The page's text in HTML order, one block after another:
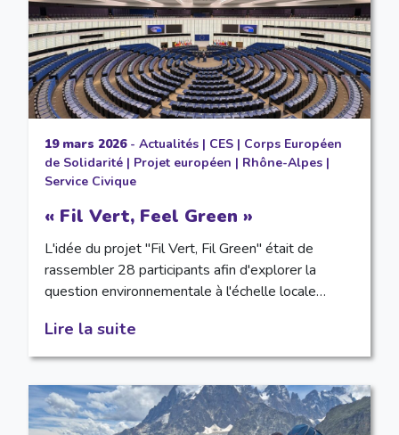
19 mars 2026- Actualités| CES| Corps Européen
de Solidarité| Projet européen | Rhône-Alpes|
Service Civique
« Fil Vert, Feel Green »
L'idée du projet "Fil Vert, Fil Green" était de
rassembler 28 participants afin d'explorer la
question environnementale à l'échelle locale…
Lire la suite